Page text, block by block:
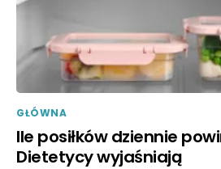
GŁÓWNA
Ile posiłków dziennie
Dietetycy wyjaśniają